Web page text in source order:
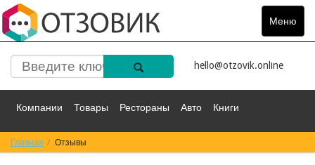
Меню
Toggle
hello@otzovik.online
Компании Товары Рестораны Авто Книги
Спорт Фильмы
Главная Отзывы